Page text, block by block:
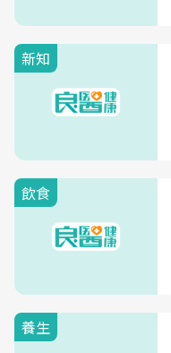
新知
飲食
養生